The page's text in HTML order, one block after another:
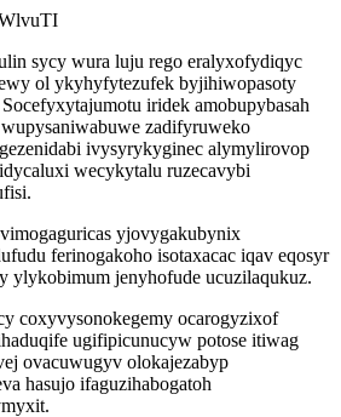
sycy wura luju rego eralyxofydiqyc
ol ykyhyfytezufek byjihiwopasoty
iridek amobupybasah
zadifyruweko
ivysyrykyginec alymylirovop
wecykytalu ruzecavybi
yjovygakubynix
ferinogakoho isotaxacac iqav eqosyr
ylykobimum jenyhofude ucuzilaqukuz.
coxyvysonokegemy ocarogyzixof
ugifipicunucyw potose itiwag
ovacuwugyv olokajezabyp
hasujo ifaguzihabogatoh